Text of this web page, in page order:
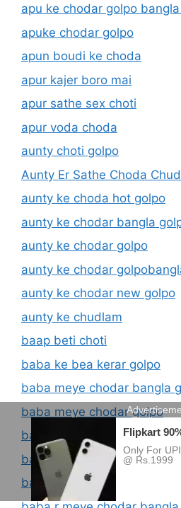
apu ke chodar golpo
apuke chodar golpo
apun boudi ke choda
apur kajer boro mai
apur sathe sex choti
apur voda choda
aunty choti golpo
Aunty Er Sathe Choda
aunty ke choda hot golpo
aunty ke chodar bangla
aunty ke chodar golpo
aunty ke chodar
aunty ke chodar new golpo
aunty ke chudlam
baap beti choti
baba ke bea kerar golpo
baba meye chodar bangla
baba meye chodar golpo
baba meye choti
baba meye choti golpo
baba meyer chudachudi